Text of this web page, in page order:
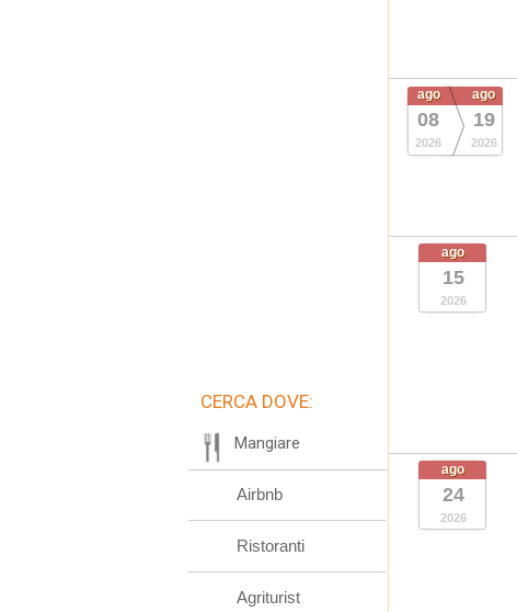
ago
08
2026
ago
19
2026
ago
15
2026
ago
24
2026
CERCA DOVE:
Mangiare
Airbnb
Ristoranti
Agriturist